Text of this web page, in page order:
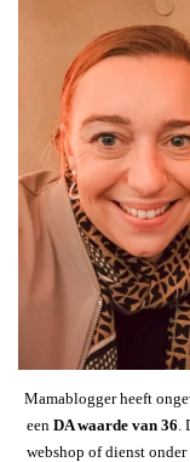
Mamablogger heeft
een DA waarde van 36
webshop of dienst